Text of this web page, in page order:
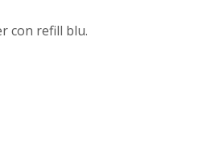
con refill blu.